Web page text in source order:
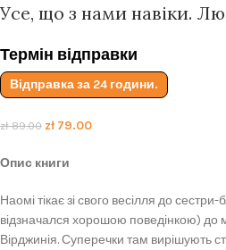
Усе, що з нами навіки.
Термін відправки
Відправка за 24 години.
zł89.00 zł 79.00
Опис книги
Наомі тікає зі свого весілля до
відзначался хорошою поведінкою) до
Вірджинія. Суперечки там вирішують